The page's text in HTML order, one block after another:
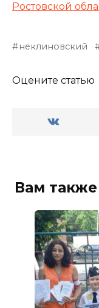
Ростовской
неклиновский
Оцените статью
Вам